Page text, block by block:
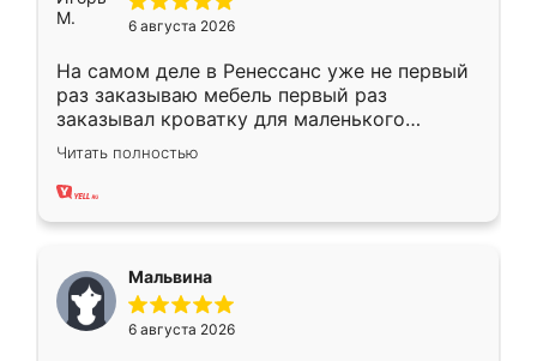
6 августа 2026
На самом деле в Ренессанс уже не первый
раз заказываю мебель первый раз
заказывал кроватку для маленького
ребёнка при его рождении ,во второй раз
заказал шкаф-купе. По качеству очень
хорошее сборка достаточно быстрая,
меньше, здесь же он более разнообразный.
Мне нравится ,если что-то потребуется из
мебели буду заказывать только здесь.
Читать полностью
Мальвина
6 августа 2026